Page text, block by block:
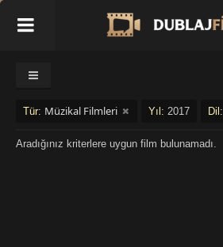
Tür: Müzikal Filmleri Yıl: 2017 Dil:
Aradığınız kriterlere uygun film bulunamadı.